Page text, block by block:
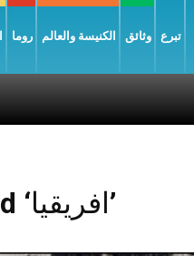
روما الكنيسة والعالم وثائق تبرع
Posts Tagged ‘افريقيا’